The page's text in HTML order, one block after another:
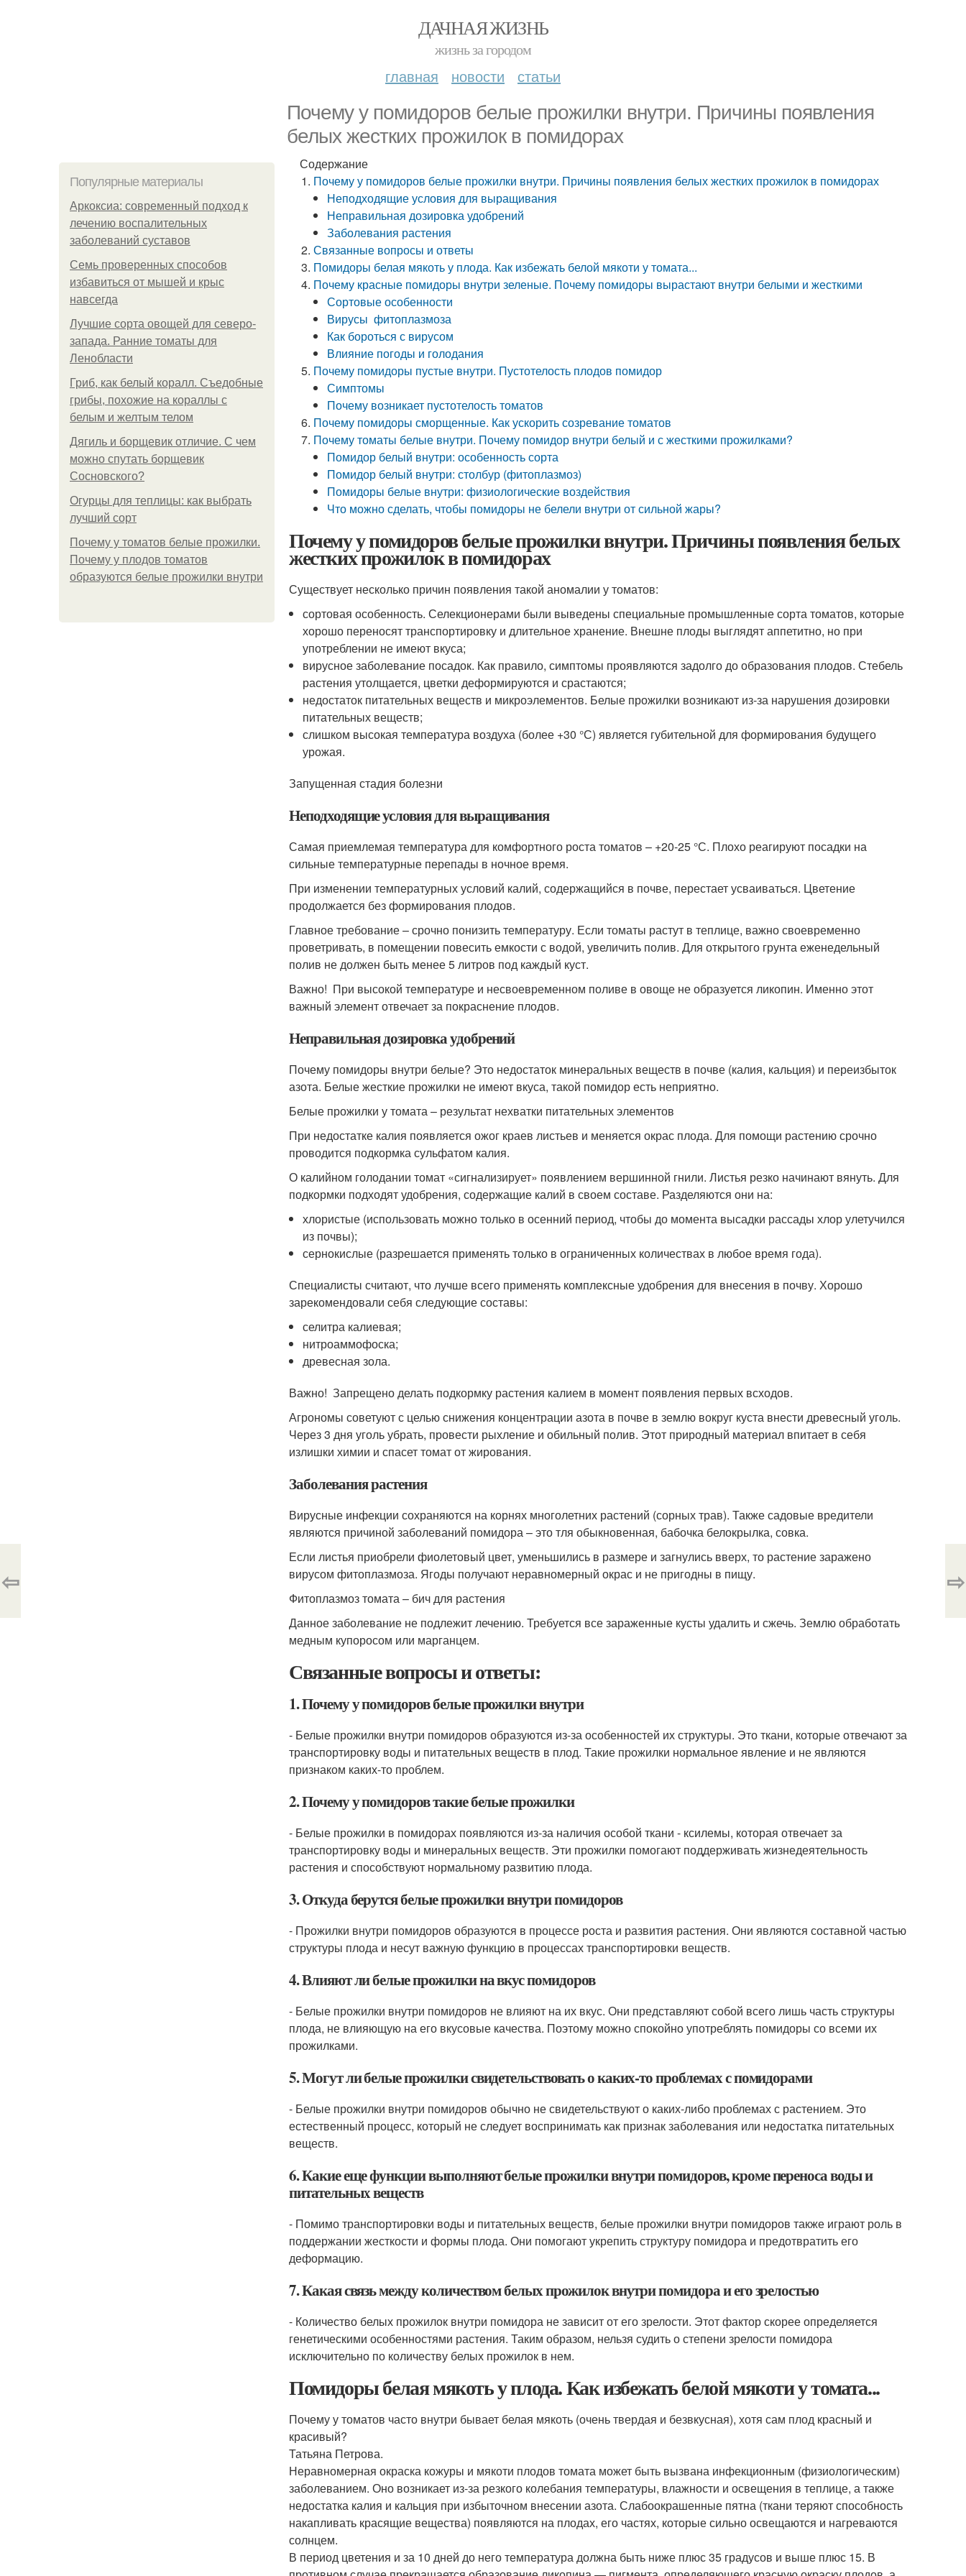
ДАЧНАЯ ЖИЗНЬ
жизнь за городом
главная новости статьи
Почему у помидоров белые прожилки внутри. Причины появления
белых жестких прожилок в помидорах
Популярные материалы
Аркоксиа: современный подход к
лечению воспалительных
заболеваний суставов
Семь проверенных способов
избавиться от мышей и крыс
навсегда
Лучшие сорта овощей для северо-
запада. Ранние томаты для
Ленобласти
Гриб, как белый коралл. Съедобные
грибы, похожие на кораллы с
белым и желтым телом
Дягиль и борщевик отличие. С чем
можно спутать борщевик
Сосновского?
Огурцы для теплицы: как выбрать
лучший сорт
Почему у томатов белые прожилки.
Почему у плодов томатов
образуются белые прожилки внутри
Содержание
Почему у помидоров белые прожилки внутри. Причины появления белых жестких прожилок в помидорах
Неподходящие условия для выращивания
Неправильная дозировка удобрений
Заболевания растения
Связанные вопросы и ответы
Помидоры белая мякоть у плода. Как избежать белой мякоти у томата...
Почему красные помидоры внутри зеленые. Почему помидоры вырастают внутри белыми и жесткими
Сортовые особенности
Вирусы фитоплазмоза
Как бороться с вирусом
Влияние погоды и голодания
Почему помидоры пустые внутри. Пустотелость плодов помидор
Симптомы
Почему возникает пустотелость томатов
Почему помидоры сморщенные. Как ускорить созревание томатов
Почему томаты белые внутри. Почему помидор внутри белый и с жесткими прожилками?
Помидор белый внутри: особенность сорта
Помидор белый внутри: столбур (фитоплазмоз)
Помидоры белые внутри: физиологические воздействия
Что можно сделать, чтобы помидоры не белели внутри от сильной жары?
Почему у помидоров белые прожилки внутри. Причины появления белых
жестких прожилок в помидорах
Существует несколько причин появления такой аномалии у томатов:
сортовая особенность. Селекционерами были выведены специальные промышленные сорта томатов, которые
хорошо переносят транспортировку и длительное хранение. Внешне плоды выглядят аппетитно, но при
употреблении не имеют вкуса;
вирусное заболевание посадок. Как правило, симптомы проявляются задолго до образования плодов. Стебель
растения утолщается, цветки деформируются и срастаются;
недостаток питательных веществ и микроэлементов. Белые прожилки возникают из-за нарушения дозировки
питательных веществ;
слишком высокая температура воздуха (более +30 °С) является губительной для формирования будущего
урожая.
Запущенная стадия болезни
Неподходящие условия для выращивания
Самая приемлемая температура для комфортного роста томатов – +20-25 °С. Плохо реагируют посадки на
сильные температурные перепады в ночное время.
При изменении температурных условий калий, содержащийся в почве, перестает усваиваться. Цветение
продолжается без формирования плодов.
Главное требование – срочно понизить температуру. Если томаты растут в теплице, важно своевременно
проветривать, в помещении повесить емкости с водой, увеличить полив. Для открытого грунта еженедельный
полив не должен быть менее 5 литров под каждый куст.
Важно! При высокой температуре и несвоевременном поливе в овоще не образуется ликопин. Именно этот
важный элемент отвечает за покраснение плодов.
Неправильная дозировка удобрений
Почему помидоры внутри белые? Это недостаток минеральных веществ в почве (калия, кальция) и переизбыток
азота. Белые жесткие прожилки не имеют вкуса, такой помидор есть неприятно.
Белые прожилки у томата – результат нехватки питательных элементов
При недостатке калия появляется ожог краев листьев и меняется окрас плода. Для помощи растению срочно
проводится подкормка сульфатом калия.
О калийном голодании томат «сигнализирует» появлением вершинной гнили. Листья резко начинают вянуть. Для
подкормки подходят удобрения, содержащие калий в своем составе. Разделяются они на:
хлористые (использовать можно только в осенний период, чтобы до момента высадки рассады хлор улетучился
из почвы);
сернокислые (разрешается применять только в ограниченных количествах в любое время года).
Специалисты считают, что лучше всего применять комплексные удобрения для внесения в почву. Хорошо
зарекомендовали себя следующие составы:
селитра калиевая;
нитроаммофоска;
древесная зола.
Важно! Запрещено делать подкормку растения калием в момент появления первых всходов.
Агрономы советуют с целью снижения концентрации азота в почве в землю вокруг куста внести древесный уголь.
Через 3 дня уголь убрать, провести рыхление и обильный полив. Этот природный материал впитает в себя
излишки химии и спасет томат от жирования.
Заболевания растения
Вирусные инфекции сохраняются на корнях многолетних растений (сорных трав). Также садовые вредители
являются причиной заболеваний помидора – это тля обыкновенная, бабочка белокрылка, совка.
Если листья приобрели фиолетовый цвет, уменьшились в размере и загнулись вверх, то растение заражено
вирусом фитоплазмоза. Ягоды получают неравномерный окрас и не пригодны в пищу.
Фитоплазмоз томата – бич для растения
Данное заболевание не подлежит лечению. Требуется все зараженные кусты удалить и сжечь. Землю обработать
медным купоросом или марганцем.
Связанные вопросы и ответы:
1. Почему у помидоров белые прожилки внутри
- Белые прожилки внутри помидоров образуются из-за особенностей их структуры. Это ткани, которые отвечают за
транспортировку воды и питательных веществ в плод. Такие прожилки нормальное явление и не являются
признаком каких-то проблем.
2. Почему у помидоров такие белые прожилки
- Белые прожилки в помидорах появляются из-за наличия особой ткани - ксилемы, которая отвечает за
транспортировку воды и минеральных веществ. Эти прожилки помогают поддерживать жизнедеятельность
растения и способствуют нормальному развитию плода.
3. Откуда берутся белые прожилки внутри помидоров
- Прожилки внутри помидоров образуются в процессе роста и развития растения. Они являются составной частью
структуры плода и несут важную функцию в процессах транспортировки веществ.
4. Влияют ли белые прожилки на вкус помидоров
- Белые прожилки внутри помидоров не влияют на их вкус. Они представляют собой всего лишь часть структуры
плода, не влияющую на его вкусовые качества. Поэтому можно спокойно употреблять помидоры со всеми их
прожилками.
5. Могут ли белые прожилки свидетельствовать о каких-то проблемах с помидорами
- Белые прожилки внутри помидоров обычно не свидетельствуют о каких-либо проблемах с растением. Это
естественный процесс, который не следует воспринимать как признак заболевания или недостатка питательных
веществ.
6. Какие еще функции выполняют белые прожилки внутри помидоров, кроме переноса воды и
питательных веществ
- Помимо транспортировки воды и питательных веществ, белые прожилки внутри помидоров также играют роль в
поддержании жесткости и формы плода. Они помогают укрепить структуру помидора и предотвратить его
деформацию.
7. Какая связь между количеством белых прожилок внутри помидора и его зрелостью
- Количество белых прожилок внутри помидора не зависит от его зрелости. Этот фактор скорее определяется
генетическими особенностями растения. Таким образом, нельзя судить о степени зрелости помидора
исключительно по количеству белых прожилок в нем.
Помидоры белая мякоть у плода. Как избежать белой мякоти у томата...
Почему у томатов часто внутри бывает белая мякоть (очень твердая и безвкусная), хотя сам плод красный и
красивый?
Татьяна Петрова.
Неравномерная окраска кожуры и мякоти плодов томата может быть вызвана инфекционным (физиологическим)
заболеванием. Оно возникает из-за резкого колебания температуры, влажности и освещения в теплице, а также
недостатка калия и кальция при избыточном внесении азота. Слабо­окрашенные пятна (ткани теряют способность
накапливать красящие вещества) появляются на плодах, его частях, которые сильно освещаются и нагреваются
солнцем.
В период цветения и за 10 дней до него температура должна быть ниже плюс 35 градусов и выше плюс 15. В
⇦ ⇨